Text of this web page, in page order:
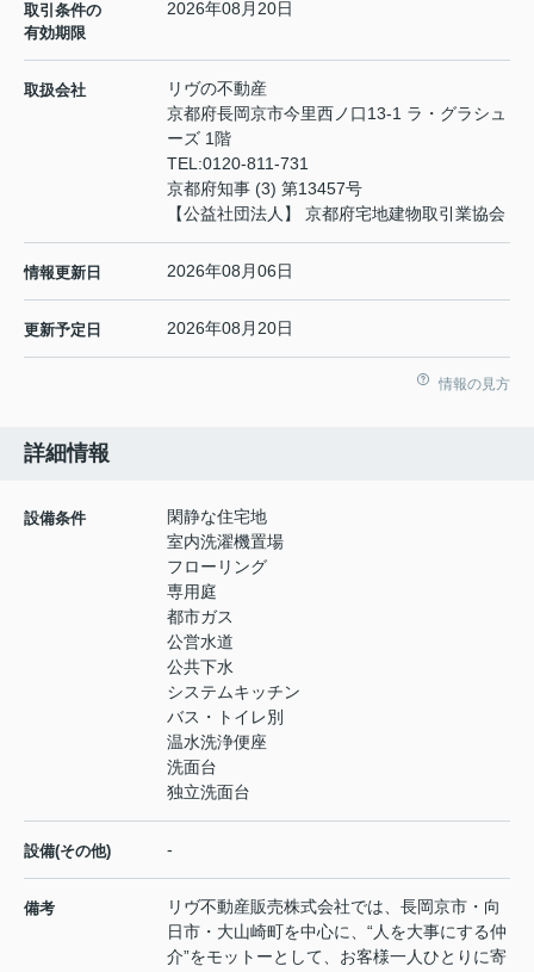
取引条件の
有効期限
2026年08月20日
取扱会社
リヴの不動産
京都府長岡京市今里西ノ口13-1 ラ・グラシュ
ーズ 1階
TEL:0120-811-731
京都府知事 (3) 第13457号
【公益社団法人】 京都府宅地建物取引業協会
情報更新日 2026年08月06日
更新予定日 2026年08月20日
情報の見方
詳細情報
設備条件
閑静な住宅地
室内洗濯機置場
フローリング
専用庭
都市ガス
公営水道
公共下水
システムキッチン
バス・トイレ別
温水洗浄便座
洗面台
独立洗面台
設備(その他) -
備考
リヴ不動産販売株式会社では、長岡京市・向
日市・大山崎町を中心に、“人を大事にする仲
介”をモットーとして、お客様一人ひとりに寄